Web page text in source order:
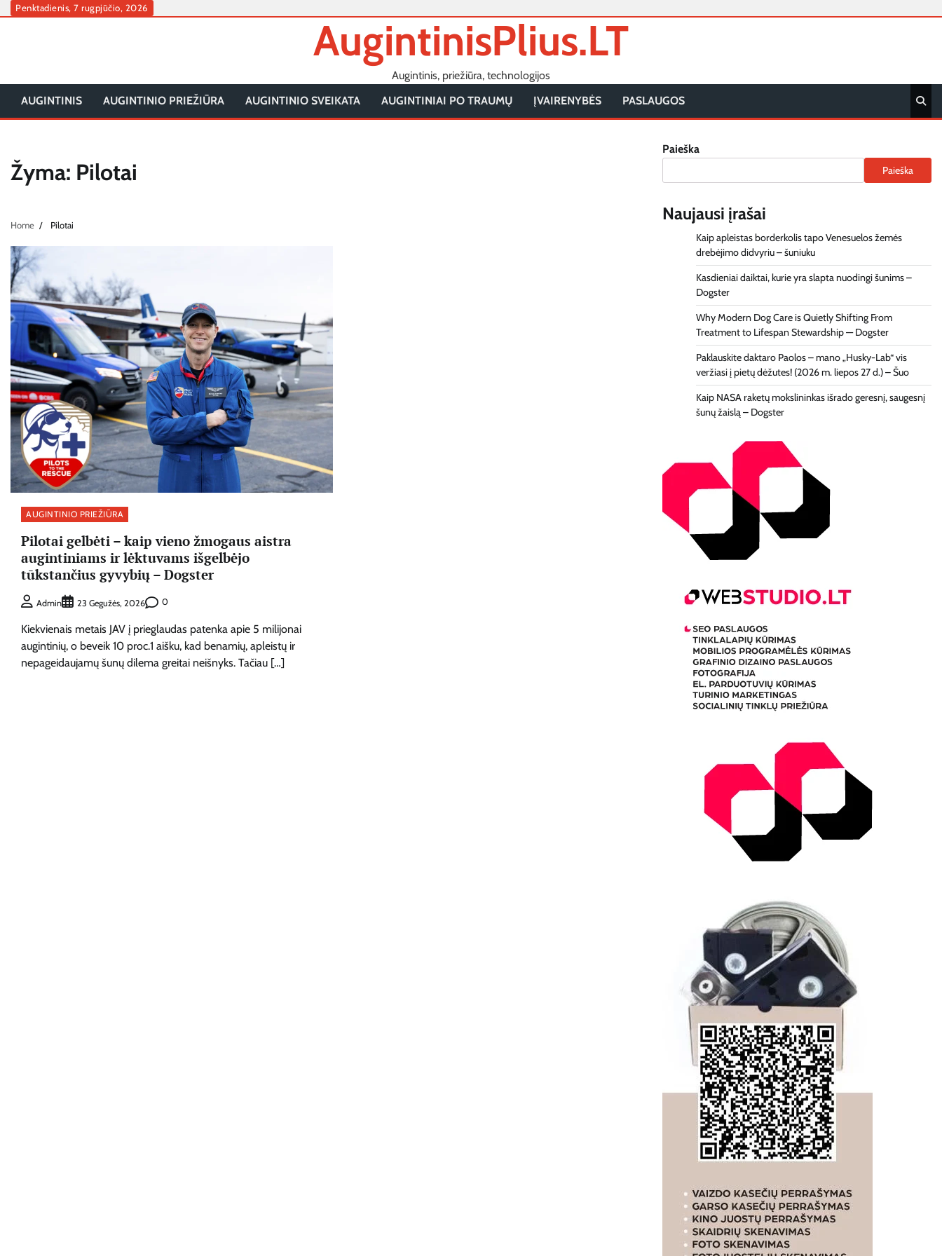
SkipPenktadienis, 7 rugpjūčio, 2026
AugintinisPlius.LT
Augintinis, priežiūra, technologijos
AUGINTINIS
AUGINTINIO PRIEŽIŪRA AUGINTINIO SVEIKATA AUGINTINIAI PO TRAUMŲ ĮVAIRENYBĖS PASLAUGOS
Žyma: Pilotai
Home Pilotai
AUGINTINIO PRIEŽIŪRA
Pilotai gelbėti – kaip vieno žmogaus aistra
augintiniams ir lėktuvams išgelbėjo
tūkstančius gyvybių – Dogster
Admin 23 Gegužės, 2026 0
Kiekvienais metais JAV į prieglaudas patenka apie 5 milijonai
augintinių, o beveik 10 proc.1 aišku, kad benamių, apleistų ir
nepageidaujamų šunų dilema greitai neišnyks. Tačiau […]
Paieška
Paieška
Naujausi įrašai
Kaip apleistas borderkolis tapo Venesuelos žemės
drebėjimo didvyriu – šuniuku
Kasdieniai daiktai, kurie yra slapta nuodingi šunims –
Dogster
Why Modern Dog Care is Quietly Shifting From
Treatment to Lifespan Stewardship — Dogster
Paklauskite daktaro Paolos – mano „Husky-Lab“ vis
veržiasi į pietų dėžutes! (2026 m. liepos 27 d.) – Šuo
Kaip NASA raketų mokslininkas išrado geresnį, saugesnį
šunų žaislą – Dogster